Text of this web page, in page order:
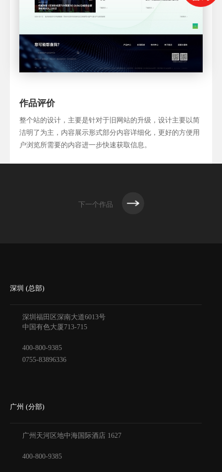
作品评价
整个站的设计，主要是针对于旧网站的升级，设计主要以简
洁明了为主，内容展示形式部分内容详细化，更好的方便用
户浏览所需要的内容进一步快速获取信息。
下一个作品
深圳 (总部)
深圳福田区深南大道6013号
中国有色大厦713-715
400-800-9385
0755-83896336
广州 (分部)
广州天河区地中海国际酒店 1627
400-800-9385